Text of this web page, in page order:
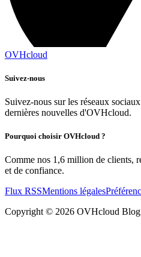
OVHcloud
Suivez-nous
Suivez-nous sur les réseaux
dernières nouvelles d'OVHcloud.
Pourquoi choisir OVHcloud ?
Comme nos 1,6 million de clients,
et de confiance.
Flux RSSMentions légales
Copyright © 2026 OVHcloud Blog